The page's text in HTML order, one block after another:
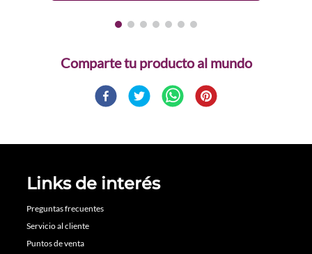
Comparte
Links de interés
Preguntas frecuentes
Servicio al cliente
Puntos de venta